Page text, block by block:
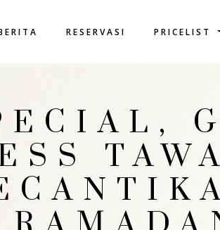
RESERVASI PRICELIST